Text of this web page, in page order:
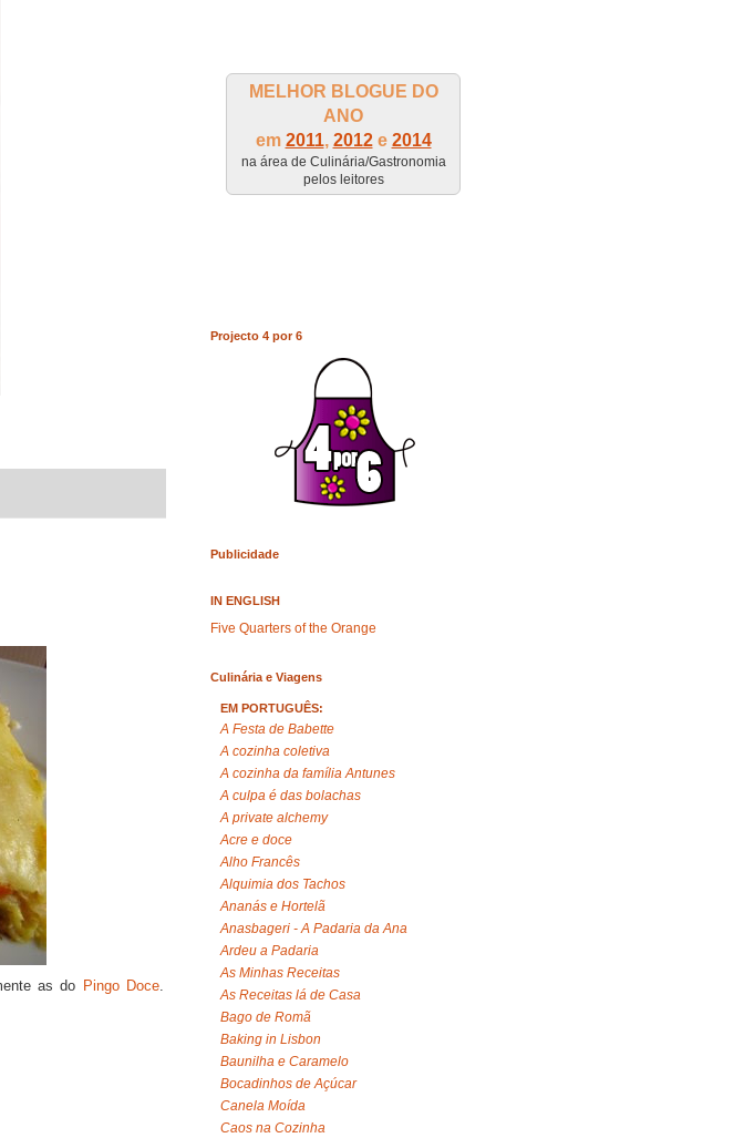
as do Pingo Doce.
MELHOR BLOGUE DO
ANO
em 2011, 2012e 2014
na área de Culinária/Gastronomia
pelos leitores
Projecto 4 por 6
Publicidade
IN ENGLISH
Five Quarters of the Orange
Culinária e Viagens
EM PORTUGUÊS:
A Festa de Babette
A cozinha coletiva
A cozinha da família Antunes
A culpa é das bolachas
A private alchemy
Acre e doce
Alho Francês
Alquimia dos Tachos
Ananás e Hortelã
Anasbageri - A Padaria da Ana
Ardeu a Padaria
As Minhas Receitas
As Receitas lá de Casa
Bago de Romã
Baking in Lisbon
Baunilha e Caramelo
Bocadinhos de Açúcar
Canela Moída
Caos na Cozinha